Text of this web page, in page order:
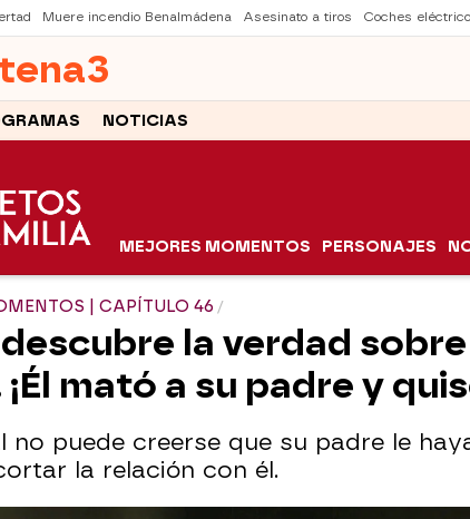
Muere incendio Benalmádena Asesinato a tiros Coches
3
NOTICIAS
MEJORES MOMENTOS PERSONAJES
| CAPÍTULO 46
la verdad
mató a su padre y
no puede creerse que su padre le
la relación con él.